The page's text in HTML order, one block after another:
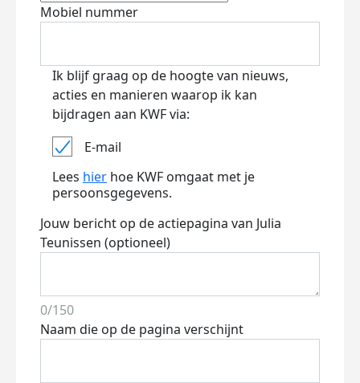
Mobiel nummer
Ik blijf graag op de hoogte van nieuws,
acties en manieren waarop ik kan
bijdragen aan KWF via:
E-mail
Lees hier hoe KWF omgaat met je
persoonsgegevens.
Jouw bericht op de actiepagina van Julia
Teunissen (optioneel)
0/150
Naam die op de pagina verschijnt